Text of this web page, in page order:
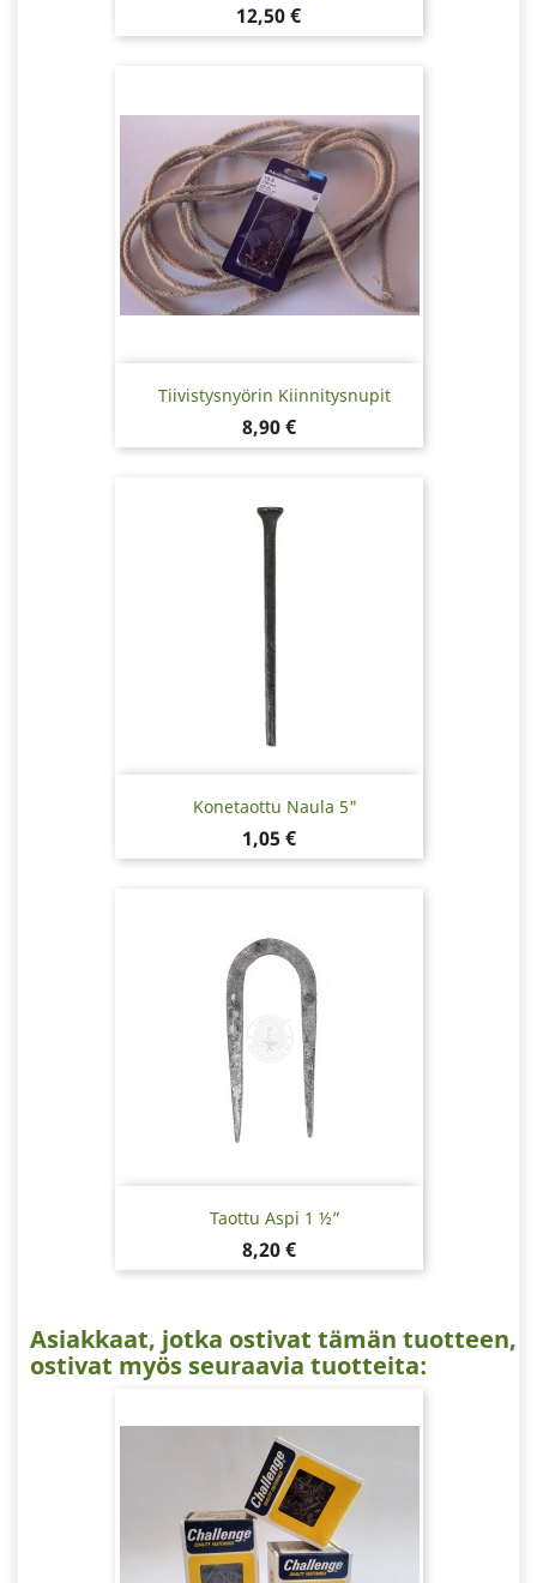
Hinta
12,50 €
Tiivistysnyörin Kiinnitysnupit
Hinta
8,90 €
Konetaottu Naula 5"
Hinta
1,05 €
Taottu Aspi 1 ½”
Hinta
8,20 €
Asiakkaat, jotka ostivat tämän tuotteen,
ostivat myös seuraavia tuotteita: